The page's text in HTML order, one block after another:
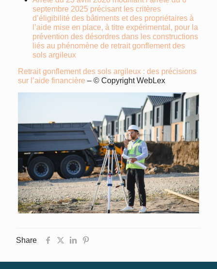
septembre 2025 précisant les critères
d’éligibilité des bâtiments et des propriétaires à
l’aide mise en place, à titre expérimental, pour la
prévention des désordres dans les constructions
liés au phénomène de retrait gonflement des
sols argileux
Retrait gonflement des sols argileux : des précisions
sur l’aide financière – © Copyright WebLex
Share